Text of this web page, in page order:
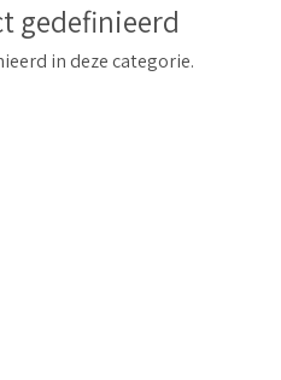
gedefinieerd
in deze categorie.